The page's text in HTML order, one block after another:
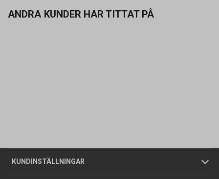
ANDRA KUNDER HAR TITTAT PÅ
KUNDINSTÄLLNINGAR
Företagskund / Privatkund
Allmänna försäljningsvillkor
Butiker
Om oss